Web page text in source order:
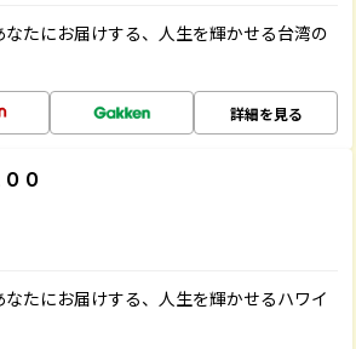
たにお届けする、人生を輝かせる台湾の
詳細を見る
０
たにお届けする、人生を輝かせるハワイ